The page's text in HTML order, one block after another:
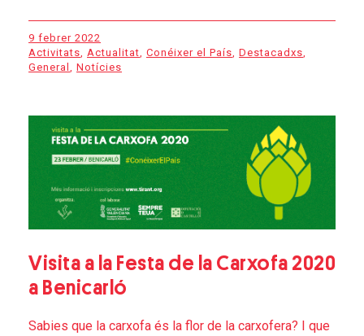
9 febrer 2022
Activitats
Actualitat Conéixer el País Destacadxs
General
Notícies
Visita a la Festa de la Carxofa 2020
a Benicarló
Sabies que la carxofa és la flor de la carxofera? I que